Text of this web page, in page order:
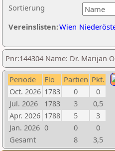
Sortierung
Vereinslisten:Wien
Pnr:144304 Name: Dr. Marijan
Periode Elo Partien Pkt.
Oct. 2026 1783 0
0
Jul. 2026
1783 3
0,5
Apr. 2026 1788 5
3
Jan. 2026 0 0
0
Gesamt
8 3,5